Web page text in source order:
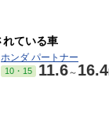
ている車
ホンダ パートナー
10・15 11.6～ 16.4